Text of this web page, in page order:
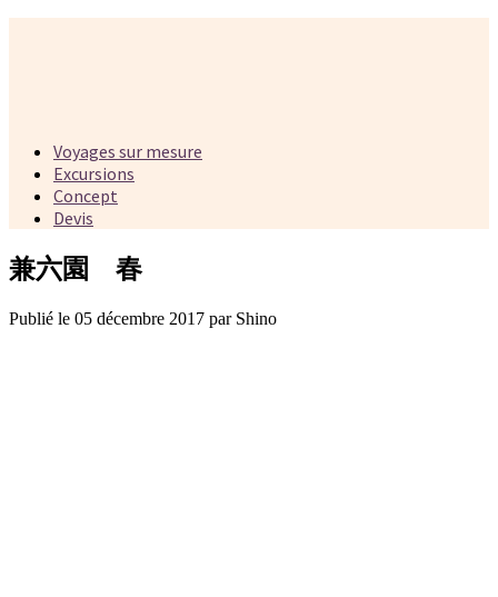
Voyages sur mesure
Excursions
Concept
Devis
兼六園 春
Publié le 05 décembre 2017 par Shino